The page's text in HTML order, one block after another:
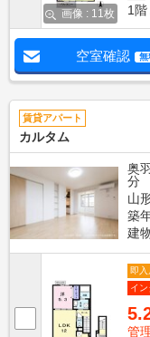
画像 : 11枚
1階
空室確認 無
賃貸アパート
カルタム
奥
分
山
築
建
即入
イ
管